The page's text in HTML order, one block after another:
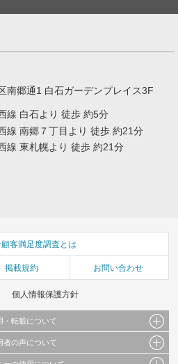
南郷通1 白石ガーデンプレイス3F
線 白石より 徒歩 約5分
線 南郷７丁目より 徒歩 約21分
線 東札幌より 徒歩 約21分
客満足度調査とは
掲載規約 お問い合わせ
個人情報保護方針
・転載について
写真、イラスト、画像データ等）及びこれらの配
者の声について